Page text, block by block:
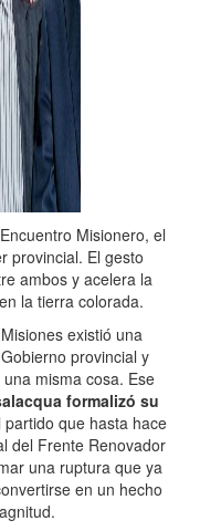
Misionero, el
provincial. El gesto
ambos y acelera la
la tierra colorada.
existió una
provincial y
misma cosa. Ese
formalizó su
partido que hasta hace
del Frente Renovador
una ruptura que ya
en un hecho